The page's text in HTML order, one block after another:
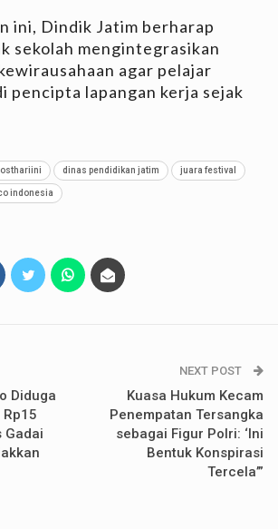
ini, Dindik Jatim berharap
sekolah mengintegrasikan
agar pelajar
pencipta lapangan kerja sejak
dinas pendidikan jatim juara festival
indonesia
Diduga
Gadai
NEXT POST
Kuasa Hukum Kecam
Penempatan Tersangka
sebagai Figur Polri: ‘Ini
Bentuk Konspirasi
Tercela’”